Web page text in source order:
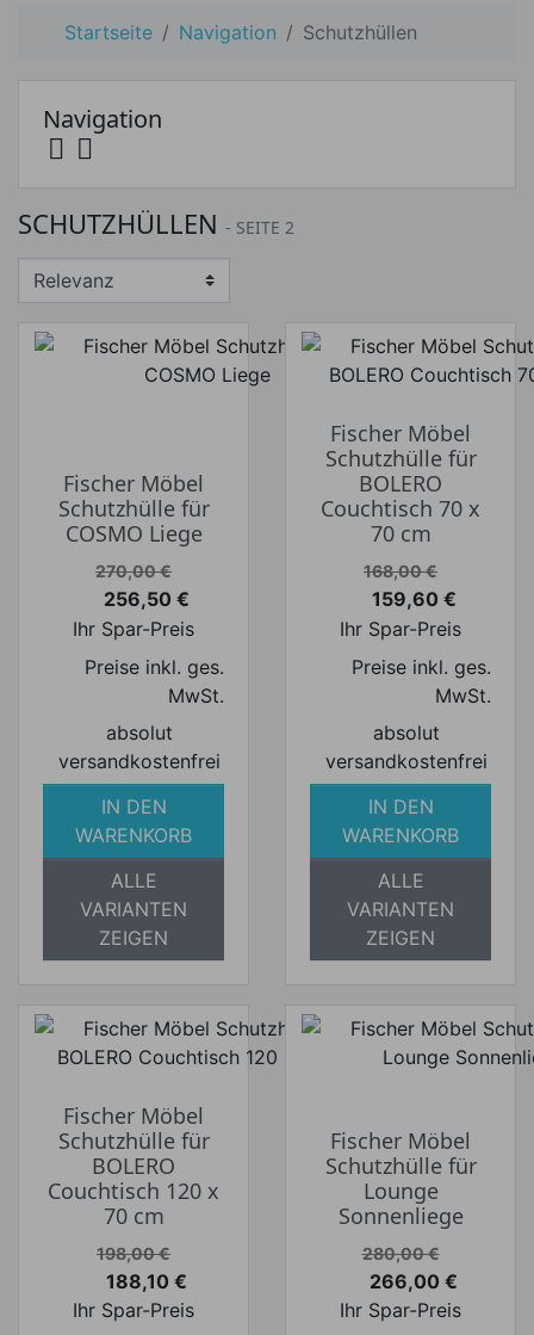
Startseite Navigation Schutzhüllen
Preis von Preis bis
Navigation
 
SCHUTZHÜLLEN - SEITE 2
Fischer Möbel
Schutzhülle für
COSMO Liege
Verkaufspreis
270,00 €
Preis
256,50 €
Ihr Spar-Preis
Preise inkl. ges.
MwSt.
absolut
versandkostenfrei
IN DEN
WARENKORB
ALLE
VARIANTEN
ZEIGEN
Fischer Möbel
Schutzhülle für
BOLERO
Couchtisch 70 x
70 cm
Verkaufspreis
168,00 €
Preis
159,60 €
Ihr Spar-Preis
Preise inkl. ges.
MwSt.
absolut
versandkostenfrei
IN DEN
WARENKORB
ALLE
VARIANTEN
ZEIGEN
Fischer Möbel
Schutzhülle für
BOLERO
Couchtisch 120 x
70 cm
Verkaufspreis
198,00 €
Preis
188,10 €
Ihr Spar-Preis
Fischer Möbel
Schutzhülle für
Lounge
Sonnenliege
Verkaufspreis
280,00 €
Preis
266,00 €
Ihr Spar-Preis